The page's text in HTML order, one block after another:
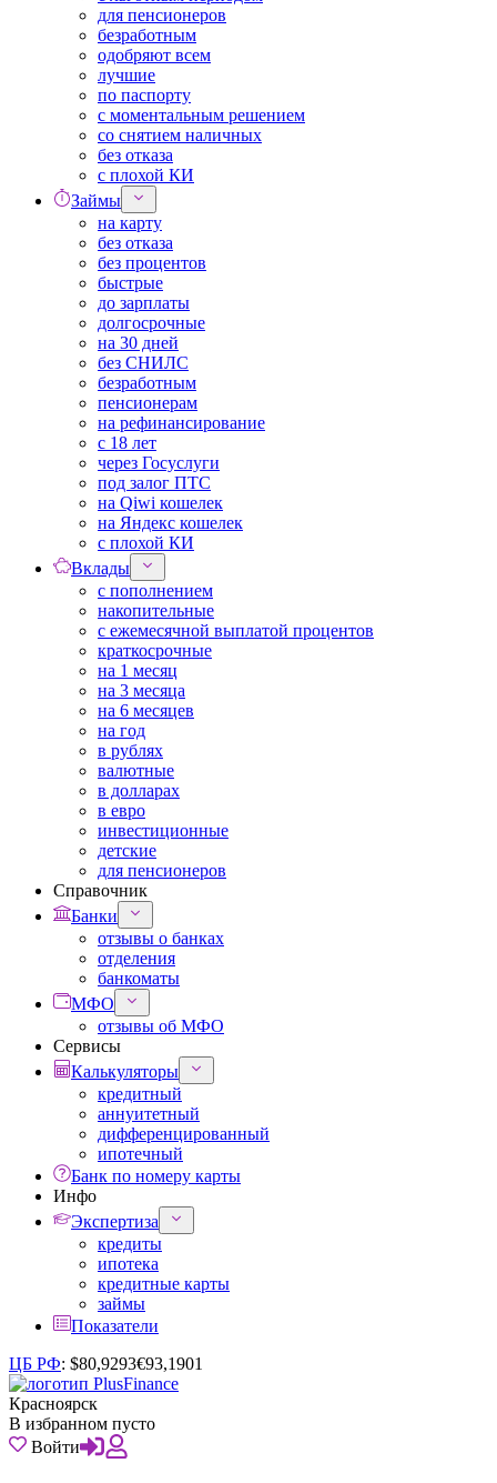
для пенсионеров
безработным
одобряют всем
лучшие
по паспорту
с моментальным решением
со снятием наличных
без отказа
с плохой КИ
Займы
на карту
без отказа
без процентов
быстрые
до зарплаты
долгосрочные
на 30 дней
без СНИЛС
безработным
пенсионерам
на рефинансирование
с 18 лет
через Госуслуги
под залог ПТС
на Qiwi кошелек
на Яндекс кошелек
с плохой КИ
Вклады
с пополнением
накопительные
с ежемесячной выплатой процентов
краткосрочные
на 1 месяц
на 3 месяца
на 6 месяцев
на год
в рублях
валютные
в долларах
в евро
инвестиционные
детские
для пенсионеров
Справочник
Банки
отзывы о банках
отделения
банкоматы
МФО
отзывы об МФО
Сервисы
Калькуляторы
кредитный
аннуитетный
дифференцированный
ипотечный
Банк по номеру карты
Инфо
Экспертиза
кредиты
ипотека
кредитные карты
займы
Показатели
ЦБ РФ: $80,9293€93,1901
Красноярск
В избранном пусто
Войти